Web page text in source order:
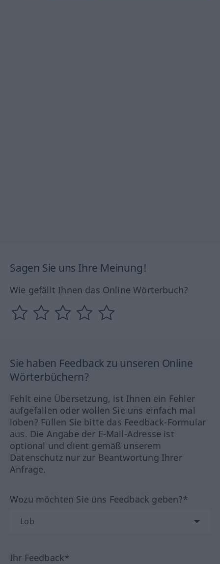
Sagen Sie uns Ihre Meinung!
Wie gefällt Ihnen das Online Wörterbuch?
Sie haben Feedback zu unseren Online
Wörterbüchern?
Fehlt eine Übersetzung, ist Ihnen ein Fehler
aufgefallen oder wollen Sie uns einfach mal
loben? Füllen Sie bitte das Feedback-Formular
aus. Die Angabe der E-Mail-Adresse ist
optional und dient gemäß unserem
Datenschutz nur zur Beantwortung Ihrer
Anfrage.
Wozu möchten Sie uns Feedback geben?*
Ihr Feedback*